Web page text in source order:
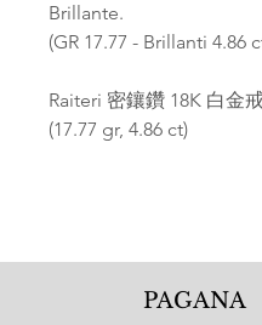
Brillante.
(GR 17.77 - Brillanti 4.86
Raiteri 密鑲鑽 18K 白金
(17.77 gr, 4.86 ct)
PAGANA